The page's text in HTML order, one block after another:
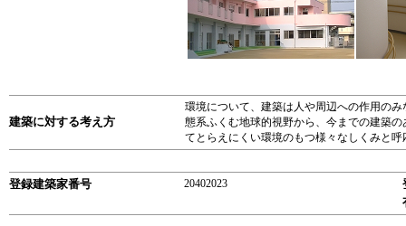
建築に対する考え方
環境について、建築は人や周辺への作用の
態系ふくむ地球的視野から、今までの建築
てとらえにくい環境のもつ様々なしくみと
登録建築家番号 20402023